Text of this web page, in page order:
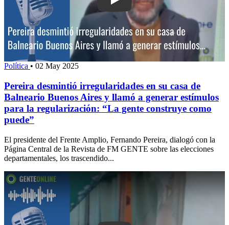
Play: Pereira desmintió
Política • 02 May 2025
Pereira desmintió irregularidades en su casa de
Balneario Buenos Aires y llamó a generar estímulos
para la regularización: “La gente construye como
puede”
El presidente del Frente Amplio, Fernando Pereira, dialogó con la
Página Central de la Revista de FM GENTE sobre las elecciones
departamentales, los trascendido...